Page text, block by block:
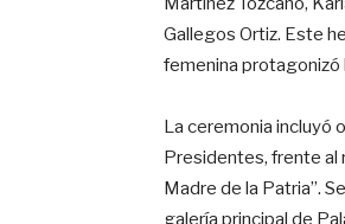
Gallegos Ortiz. Este
femenina protagonizó
La ceremonia incluyó
Presidentes, frente al
Madre de la Patria”.
galería principal de